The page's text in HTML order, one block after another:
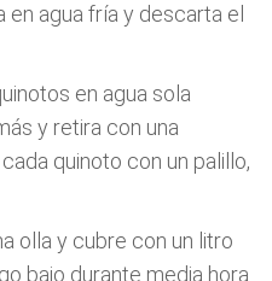
en agua fría y descarta el
en agua sola
y retira con una
quinoto con un palillo,
olla y cubre con un litro
bajo durante media hora